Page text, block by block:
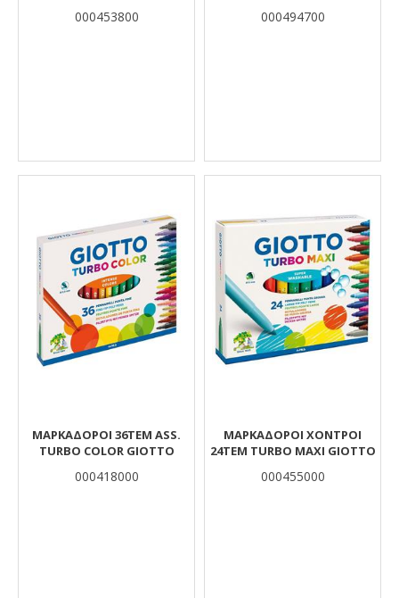
000453800 000494700
ΜΑΡΚΑΔΟΡΟΙ 36ΤΕΜ ASS.
TURBO COLOR GIOTTO
000418000
ΜΑΡΚΑΔΟΡΟΙ ΧΟΝΤΡΟΙ
24ΤΕΜ TURBO MAXI GIOTTO
000455000